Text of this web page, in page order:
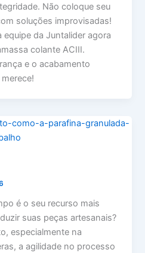
Não coloque seu
soluções improvisadas!
da Juntalider agora
colante ACIII.
e o acabamento
é o seu recurso mais
suas peças artesanais?
especialmente na
a agilidade no processo